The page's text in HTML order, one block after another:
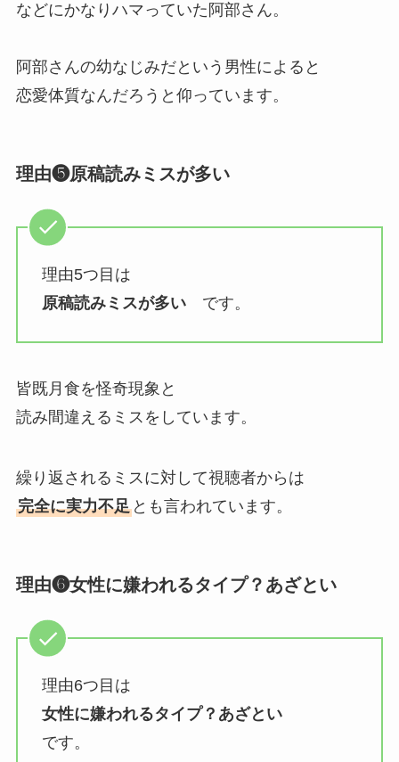
などにかなりハマっていた阿部さん。
阿部さんの幼なじみだという男性によると
恋愛体質なんだろうと仰っています。
理由❺原稿読みミスが多い
理由5つ目は
原稿読みミスが多いです。
皆既月食を怪奇現象と
読み間違えるミスをしています。
繰り返されるミスに対して視聴者からは
完全に実力不足とも言われています。
理由❻女性に嫌われるタイプ？あざとい
理由6つ目は
女性に嫌われるタイプ？あざとい
です。